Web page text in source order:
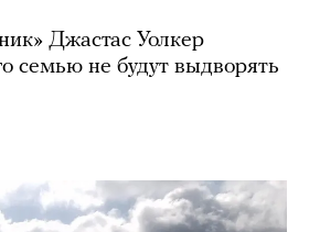
Джастас Уолкер
семью не будут выдворять